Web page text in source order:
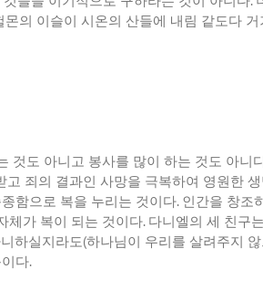
몬의 이슬이 시온의 산들에 내림 같도다
것도 아니고 봉사를 많이 하는 것도 아니
죄의 결과인 사망을 극복하여 영원한
함으로 복을 누리는 것이다. 인간을 창조
체가 복이 되는 것이다. 다니엘의 세 친구
하실지라도(하나님이 우리를 살려주지
다.